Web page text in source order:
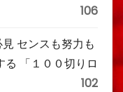
106
センスも努力も
「１００切りロ
102